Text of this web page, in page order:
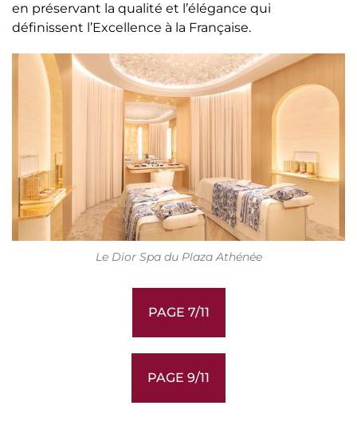
en préservant la qualité et l’élégance qui
définissent l’Excellence à la Française.
Le Dior Spa du Plaza Athénée
PAGE 7/11
PAGE 9/11